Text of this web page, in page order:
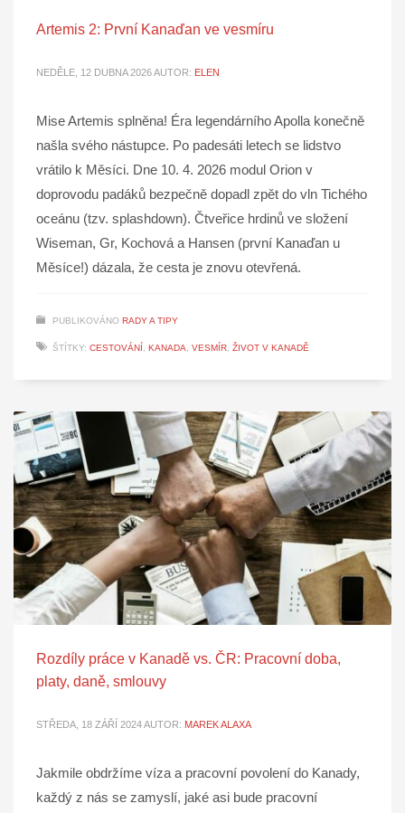
Artemis 2: První Kanaďan ve vesmíru
NEDĚLE, 12 DUBNA 2026AUTOR: ELEN
Mise Artemis splněna! Éra legendárního Apolla konečně
našla svého nástupce. Po padesáti letech se lidstvo
vrátilo k Měsíci. Dne 10. 4. 2026 modul Orion v
doprovodu padáků bezpečně dopadl zpět do vln Tichého
oceánu (tzv. splashdown). Čtveřice hrdinů ve složení
Wiseman, Gr, Kochová a Hansen (první Kanaďan u
Měsíce!) dázala, že cesta je znovu otevřená.
PUBLIKOVÁNO RADY A TIPY
ŠTÍTKY: CESTOVÁNÍ, KANADA, VESMÍR, ŽIVOT V KANADĚ
Rozdíly práce v Kanadě vs. ČR: Pracovní doba,
platy, daně, smlouvy
STŘEDA, 18 ZÁŘÍ 2024AUTOR: MAREK ALAXA
Jakmile obdržíme víza a pracovní povolení do Kanady,
každý z nás se zamyslí, jaké asi bude pracovní